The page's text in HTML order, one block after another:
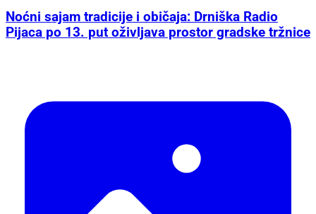
Noćni sajam tradicije i običaja: Drniška Radio
Pijaca po 13. put oživljava prostor gradske tržnice